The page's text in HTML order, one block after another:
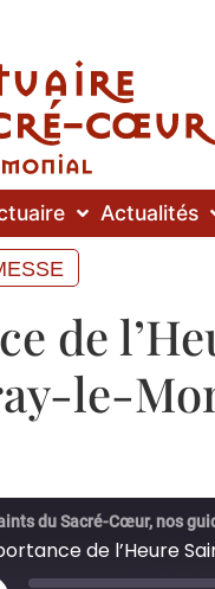
Actualités
de
le-
du Sacré-Cœur, nos